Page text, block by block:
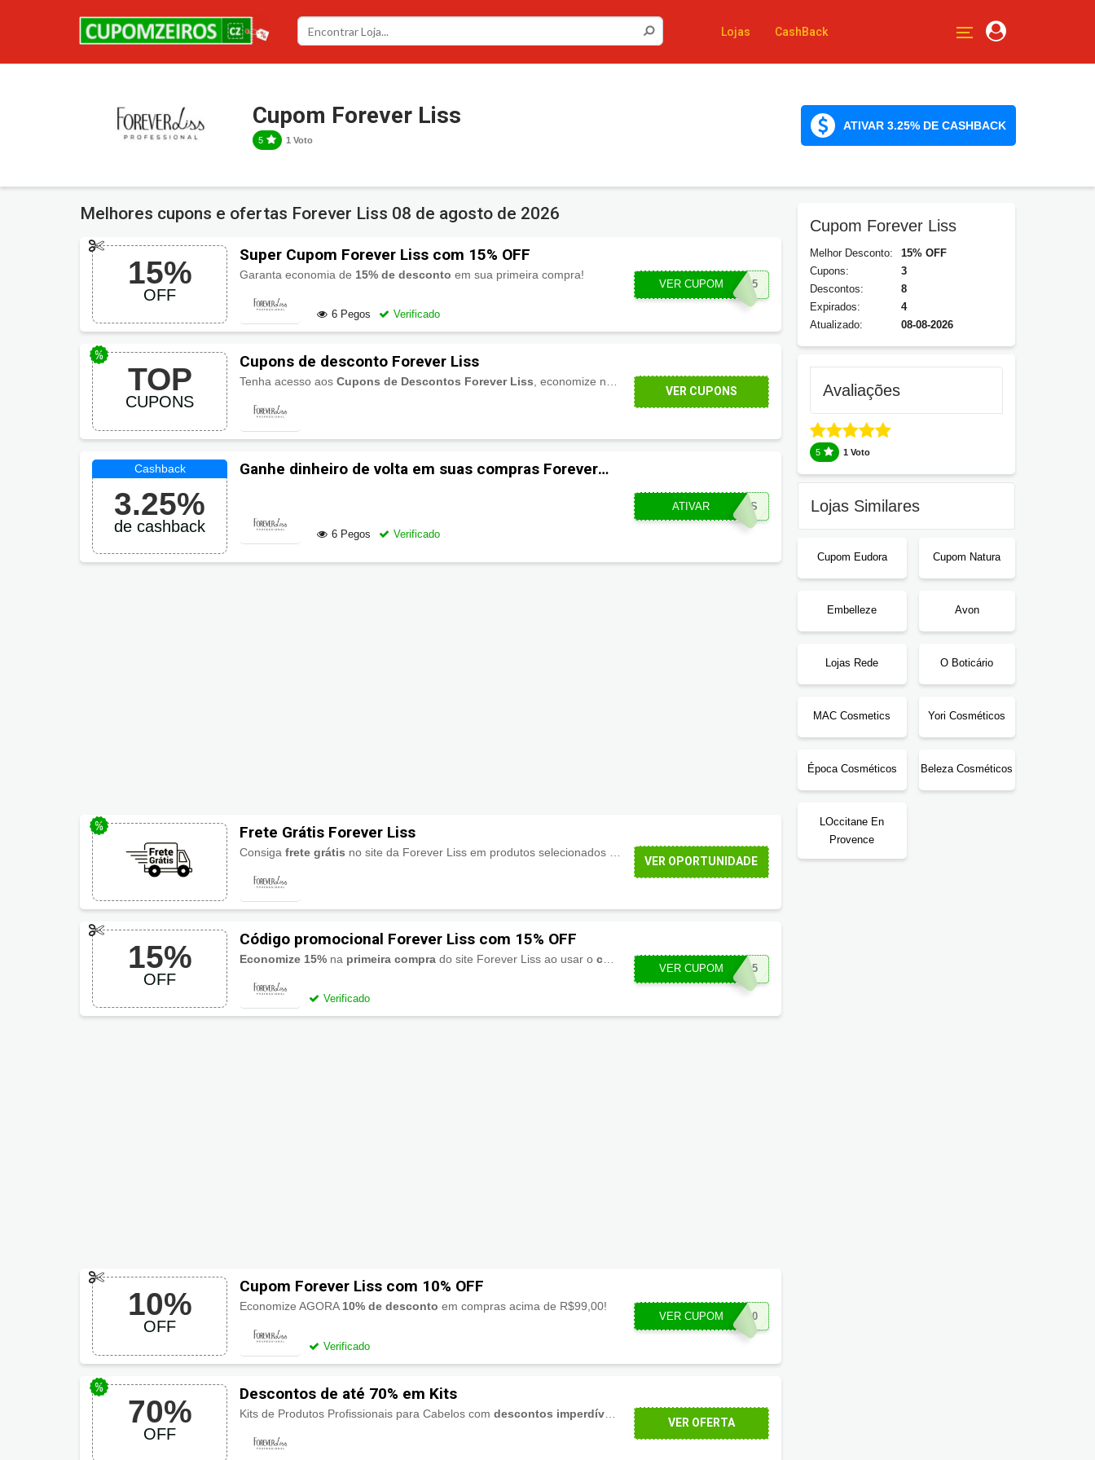
Lojas CashBack
Cupom Forever Liss
5 1 Voto
ATIVAR 3.25% DE CASHBACK
Melhores cupons e ofertas Forever Liss 08 de agosto de 2026
15%
OFF
Super Cupom Forever Liss com 15% OFF
Garanta economia de 15% de desconto em sua primeira compra!
6 Pegos Verificado
VER CUPOM
PRIMEIRA15
TOP
CUPONS
Cupons de desconto Forever Liss
Tenha acesso aosCupons de Descontos Forever Liss, economize na sua próxima compra. Aproveite!
VER CUPONS
3.25%
de cashback
Ganhe dinheiro de volta em suas compras Forever
6 Pegos Verificado
ATIVAR
CUPOMZEIROS
Frete Grátis Forever Liss
Consigafrete grátis no site da Forever Liss em produtos selecionados ou em datas sazonais. Aproveite!
VER OPORTUNIDADE
15%
OFF
Código promocional Forever Liss com 15% OFF
Economize 15% na primeira comprado site Forever Liss ao usar ocupom .
Verificado
VER CUPOM
COMPRA15
10%
OFF
Cupom Forever Liss com 10% OFF
Economize AGORA 10% de desconto em compras acima de R$99,00!
Verificado
VER CUPOMLISS10
70%
OFF
Descontos de até 70% em Kits
Kits de Produtos Profissionais para Cabelos comdescontos imperdíveis de até 70%
VER OFERTA
Cupom Forever Liss
Melhor Desconto:
15% OFF
Cupons:
3
Descontos:
8
Expirados:
4
Atualizado:
08-08-2026
Avaliações
5 1 Voto
Lojas Similares
Cupom Eudora Cupom Natura
Embelleze Avon
Lojas Rede O Boticário
MAC Cosmetics Yori Cosméticos
Época Cosméticos Beleza Cosméticos
LOccitane En
Provence